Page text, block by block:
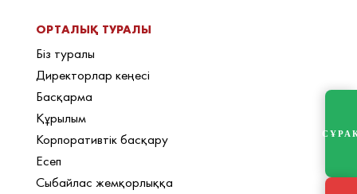
ОРТАЛЫҚ ТУРАЛЫ
Біз туралы
Директорлар кеңесі
Басқарма
Құрылым
Корпоративтік басқару
Есеп
Сыбайлас жемқорлыққа